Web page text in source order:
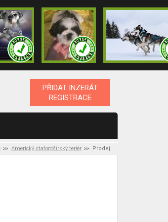
PŘIDAT INZERÁT
REGISTRACE
Americký stafordšírský teriér Prodej